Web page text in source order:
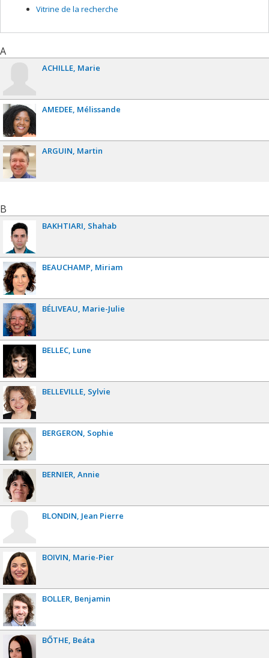
Grade :M. Sc.
Vitrine de la recherche
A
ACHILLE Marie
AMEDEE Mélissande
ARGUIN Martin
B
BAKHTIARI Shahab
BEAUCHAMP Miriam
BÉLIVEAU Marie-Julie
BELLEC Lune
BELLEVILLE Sylvie
BERGERON Sophie
BERNIER Annie
BLONDIN Jean Pierre
BOIVIN Marie-Pier
BOLLER Benjamin
BŐTHE Beáta